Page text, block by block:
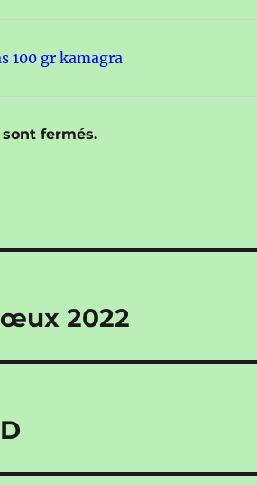
100 gr kamagra
fermés.
2022